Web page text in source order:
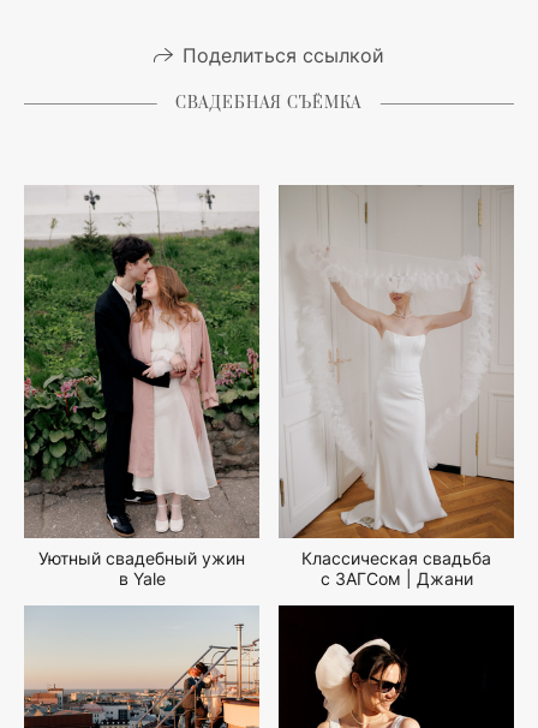
Поделиться ссылкой
СВАДЕБНАЯ СЪЁМКА
Уютный свадебный ужин
в Yale
Классическая свадьба
с ЗАГСом | Джани